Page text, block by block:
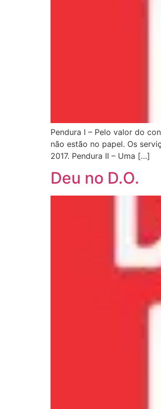
Pendura I – Pelo valor do
não estão no papel. Os
2017. Pendura II – Uma […]
Deu no D.O.